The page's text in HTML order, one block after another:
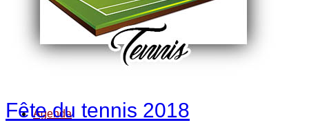
Nos sections
Agenda
Fête du tennis 2018